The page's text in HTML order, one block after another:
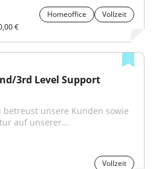
Homeoffice
Vollzeit
€
3rd Level Support
betreust unsere Kunden sowie
auf unserer...
Vollzeit